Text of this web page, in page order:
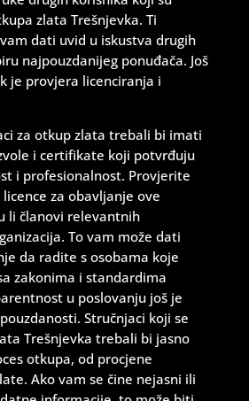
zlata Trešnjevka. Ti
dati uvid u iskustva drugih
najpouzdanijeg ponuđača. Još
je provjera licenciranja i
za otkup zlata trebali bi imati
i certifikate koji potvrđuju
i profesionalnost. Provjerite
za obavljanje ove
li članovi relevantnih
To vam može dati
da radite s osobama koje
zakonima i standardima
u poslovanju još je
Stručnjaci koji se
Trešnjevka trebali bi jasno
otkupa, od procjene
Ako vam se čine nejasni ili